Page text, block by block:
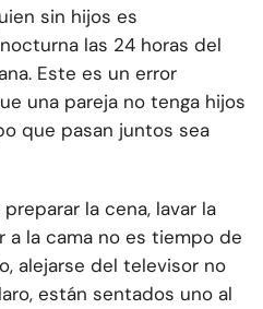
sin hijos es
las 24 horas del
Este es un error
una pareja no tenga hijos
que pasan juntos sea
la cena, lavar la
a la cama no es tiempo de
alejarse del televisor no
están sentados uno al